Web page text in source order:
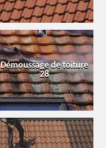
Démoussage de toiture
28